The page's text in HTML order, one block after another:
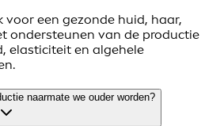
voor een gezonde huid, haar,
ondersteunen van de productie
elasticiteit en algehele
naarmate we ouder worden?